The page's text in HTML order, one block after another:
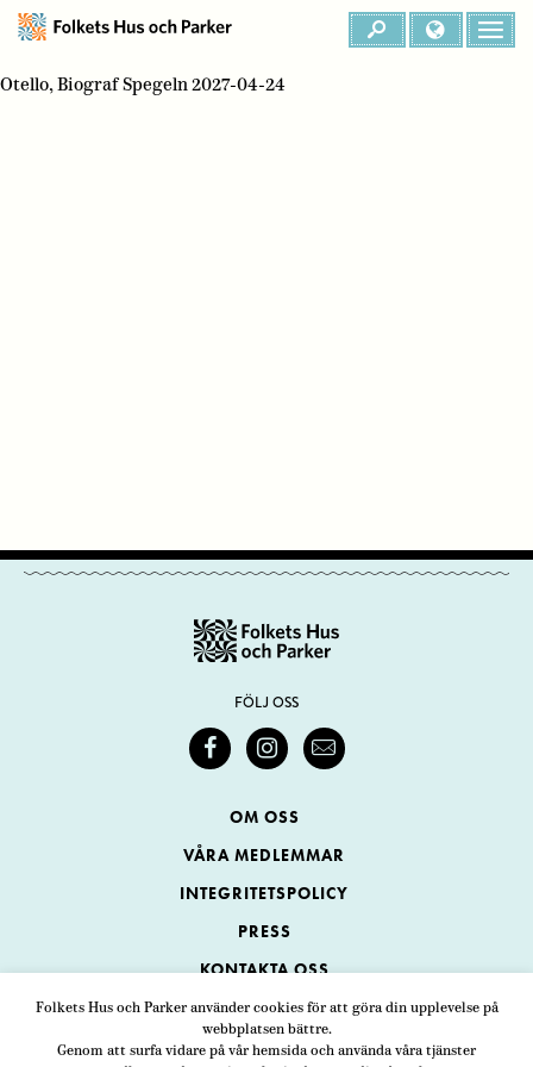
Folkets Hus och Parker använder cookies för att göra din upplevelse på
webbplatsen bättre.
Genom att surfa vidare på vår hemsida och använda våra tjänster
Otello, Biograf Spegeln 2027-04-24
FÖLJ OSS
OM OSS
VÅRA MEDLEMMAR
INTEGRITETSPOLICY
PRESS
KONTAKTA OSS
Folkets Hus och Parker